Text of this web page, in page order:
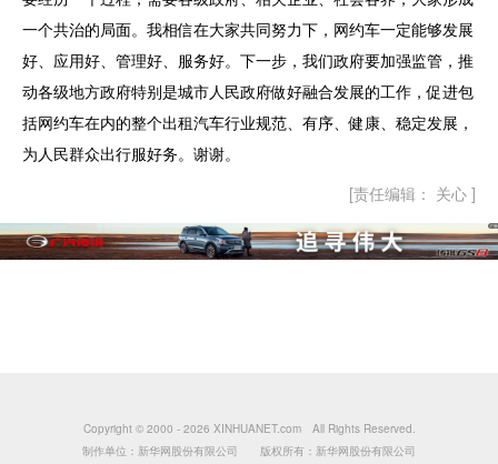
一个共治的局面。我相信在大家共同努力下，网约车一定能够发展
好、应用好、管理好、服务好。下一步，我们政府要加强监管，推
动各级地方政府特别是城市人民政府做好融合发展的工作，促进包
括网约车在内的整个出租汽车行业规范、有序、健康、稳定发展，
为人民群众出行服好务。谢谢。
[责任编辑： 关心 ]
Copyright © 2000 - 2026 XINHUANET.com All Rights Reserved.
制作单位：新华网股份有限公司 版权所有：新华网股份有限公司